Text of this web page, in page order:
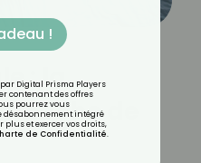
: la
de
!
Digital Prisma Players
contenant des offres
pourrez vous
intégré
et exercer vos droits,
de Confidentialité.